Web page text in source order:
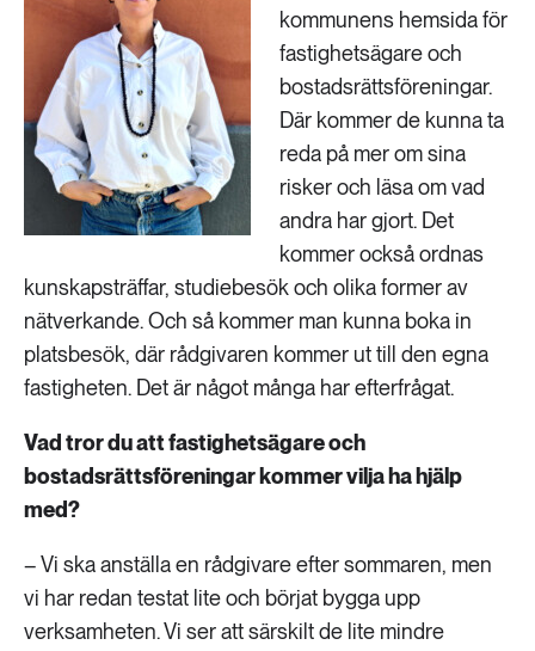
kommunens hemsida för
fastighetsägare och
bostadsrättsföreningar.
Där kommer de kunna ta
reda på mer om sina
risker och läsa om vad
andra har gjort. Det
kommer också ordnas
kunskapsträffar, studiebesök och olika former av
nätverkande. Och så kommer man kunna boka in
platsbesök, där rådgivaren kommer ut till den egna
fastigheten. Det är något många har efterfrågat.
Vad tror du att fastighetsägare och
bostadsrättsföreningar kommer vilja ha hjälp
med?
– Vi ska anställa en rådgivare efter sommaren, men
vi har redan testat lite och börjat bygga upp
verksamheten. Vi ser att särskilt de lite mindre